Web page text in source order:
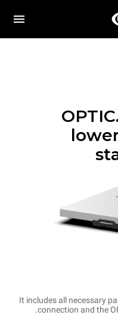
It includes all necessary
connection and the